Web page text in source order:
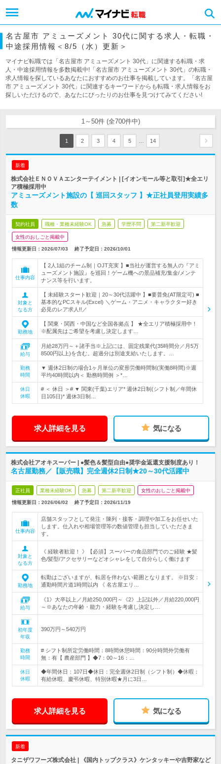
名古屋市 アミューズメント 30代に関する求人・転職・
中途採用情報＜8/5（水）更新＞
マイナビ転職では「名古屋市 アミューズメント 30代」に関連する転職・求
人・中途採用情報を多数掲載中!「名古屋市 アミューズメント 30代」の転職・
求人情報を探しているあなたにおすすめのお仕事を掲載しています。「名古屋
市 アミューズメント 30代」に関連するキーワードからも転職・求人情報をお
探しいただけるので、あなたにぴったりのお仕事を見つけてみてください!
1～50件 (全700件中)
1 2 3 4 5 14
新着
株式会社ＥＮＯＶＡエンターテイメント | [イオンモール等と取引]★全エリ
ア積極採用中
アミューズメント施設の【 巡回スタッフ 】★正社員登用実績多
数
契約社員 職種・業種未経験OK 急募 学歴不問 第二新卒歓迎
女性のおしごと掲載中
情報更新日：2026/07/03 終了予定日： 2026/10/01
仕事内容
【 2人1組のチーム制｜OJT充実 】■当社が運営する無人の『アミ
ューズメント施設』を巡回！ゲーム機への景品補充/集金/メンテ
ナンス等を行います。
対象と
なる方
【 未経験スタート歓迎｜20～30代活躍中 】■要普免(AT限定可) ■
基本的なPCスキル(Excel) ＼ゲーム・アニメ・キャラクター好き
必見のレア求人!!／
勤務地
【 関東・関西・中国など全国各拠点 】 ★全エリア積極採用中！
※配属先はご希望を考慮し決定します…
給与
月給28万円～＋諸手当※上記には、固定残業代(35時間分／月5万
8500円以上)を含む。超過分は別途支給いたします。…
勤務
時間
▼ 週休2日制の場合1ヶ月単位の変形労働時間制(実働8時間)※週
平均40時間以内＜ 勤務時間例 ＞*…
休日
休暇
# ＜ 休日 ＞# ▼ 関東(千葉)エリア* 週休2日制(シフト制／年間休
日105日)* 週休3日制…
求人詳細を見る 気になる
株式会社アオキスーパー | ●髪色＆髪型自由●奨学金返還支援制度あり！
名古屋勤務／【販売職】完全週休2日制★20～30代活躍中
正社員 業種未経験OK 急募 第二新卒歓迎 女性のおしごと掲載中
情報更新日：2026/06/02 終了予定日： 2026/11/19
仕事内容
店舗スタッフとして発注・陳列・接客・調理や加工をお任せいた
します。仕入れや相場管理等の数値管理も担当していただきま
す。
対象と
なる方
《 経験者歓迎！ 》【必須】スーパーの食品部門でのご経験 ★髪
色/髪型/アクセサリーなどオシャレをして自分らしく働けます
勤務地
転勤はございますが、転居を伴わない範囲となります。 ※目安：
通勤時間片道1時間以内 《 名古屋エリ…
給与
《1》大卒以上／月給250,000円～《2》上記以外／月給220,000円
～※あなたの年齢・能力・経験を考慮し決定し…
初年度
年収
390万円～540万円
勤務
時間
# シフト制所定労働時間：8時間休憩時間：90分時間外労働有
無：有【 農産部門 】◆7：00～16：…
休日
休暇
◆年間休日：107日◆休日：完全週休2日制（シフト制）◆休暇：
有給休暇、慶弔休暇、特別休暇★月に3日…
求人詳細を見る 気になる
新着
タニザワフーズ株式会社 | 《国内トップクラス》ケンタッキーや吉野家など